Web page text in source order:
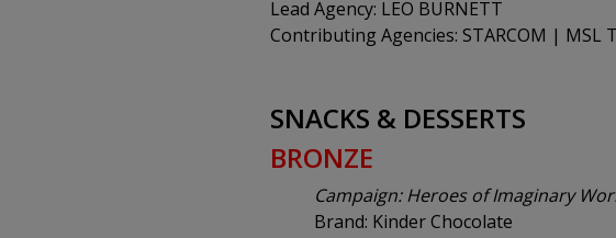
Lead Agency: LEO BURNETT
Contributing Agencies: STARCOM | MSL
SNACKS & DESSERTS
BRONZE
Campaign: Heroes of Imaginary
Brand: Kinder Chocolate